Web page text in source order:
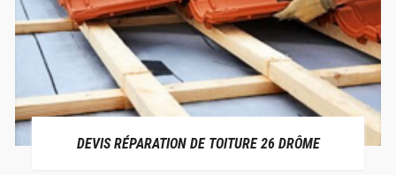
DEVIS RÉPARATION DE TOITURE 26 DRÔME